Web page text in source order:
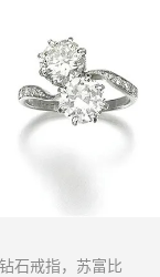
石戒指，苏富比